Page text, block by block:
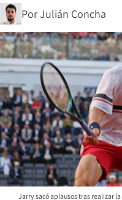
PorJulián Concha
Jarry sacó aplausos tras realizar